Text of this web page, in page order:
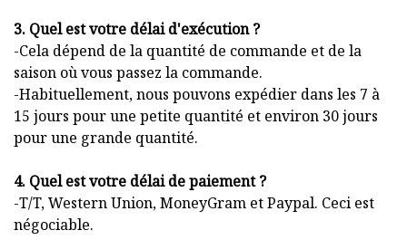
3. Quel est votre délai d'exécution ?
-Cela dépend de la quantité de commande et de la
saison où vous passez la commande.
-Habituellement, nous pouvons expédier dans les 7 à
15 jours pour une petite quantité et environ 30 jours
pour une grande quantité.
4. Quel est votre délai de paiement ?
-T/T, Western Union, MoneyGram et Paypal. Ceci est
négociable.